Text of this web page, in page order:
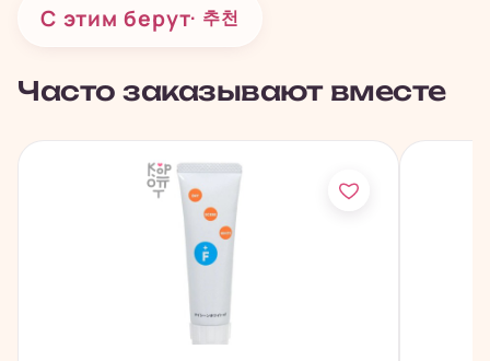
С этим берут· 추천
Часто заказывают вместе